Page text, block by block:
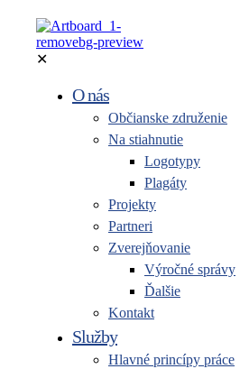
✕
O nás
Občianske združenie
Na stiahnutie
Logotypy
Plagáty
Projekty
Partneri
Zverejňovanie
Výročné správy
Ďalšie
Kontakt
Služby
Hlavné princípy práce